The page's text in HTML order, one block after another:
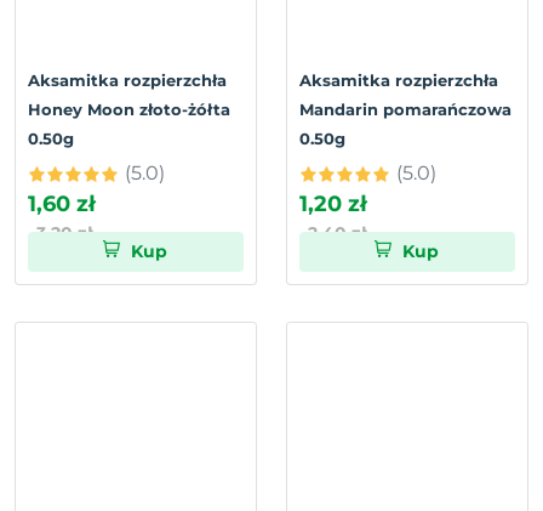
Aksamitka rozpierzchła
Honey Moon złoto-żółta
0.50g
(5.0)
1,60 zł
3,20 zł
Kup
Aksamitka rozpierzchła
Mandarin pomarańczowa
0.50g
(5.0)
1,20 zł
2,40 zł
Kup